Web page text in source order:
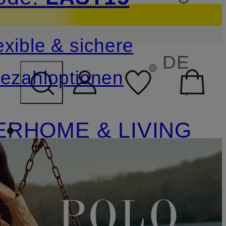
ÜBERSPRINGEN
& sichere
DE
HOME & LIVING